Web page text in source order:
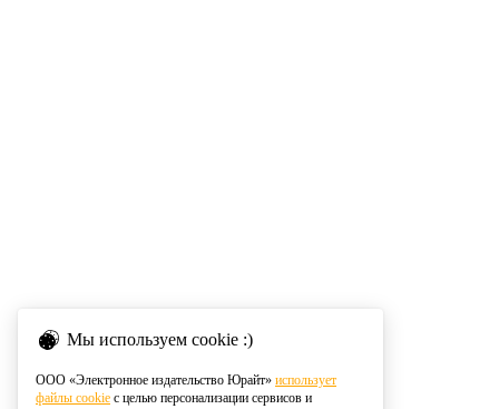
Мы используем cookie :)
ООО «Электронное издательство Юрайт» использует
файлы cookie с целью персонализации сервисов и